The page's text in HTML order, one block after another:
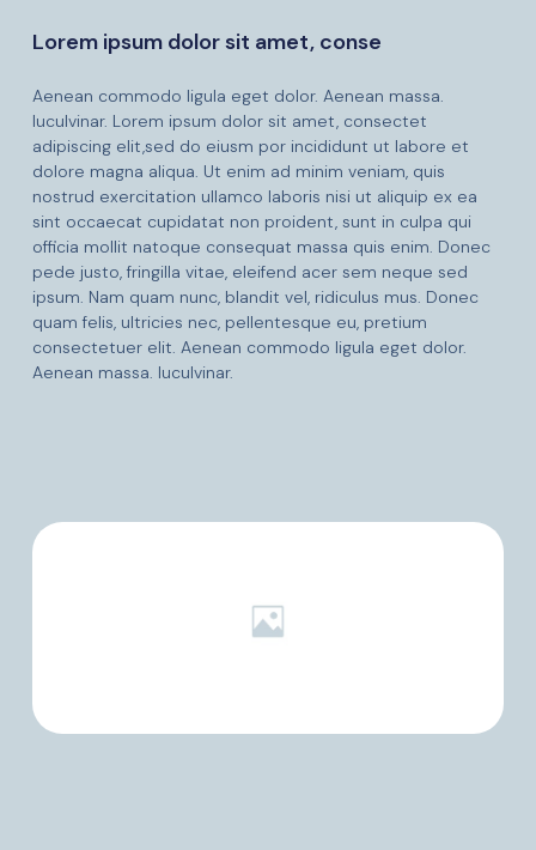
Lorem ipsum dolor sit amet, conse
Aenean commodo ligula eget dolor. Aenean massa.
luculvinar. Lorem ipsum dolor sit amet, consectet
adipiscing elit,sed do eiusm por incididunt ut labore et
dolore magna aliqua. Ut enim ad minim veniam, quis
nostrud exercitation ullamco laboris nisi ut aliquip ex ea
sint occaecat cupidatat non proident, sunt in culpa qui
officia mollit natoque consequat massa quis enim. Donec
pede justo, fringilla vitae, eleifend acer sem neque sed
ipsum. Nam quam nunc, blandit vel, ridiculus mus. Donec
quam felis, ultricies nec, pellentesque eu, pretium
consectetuer elit. Aenean commodo ligula eget dolor.
Aenean massa. luculvinar.